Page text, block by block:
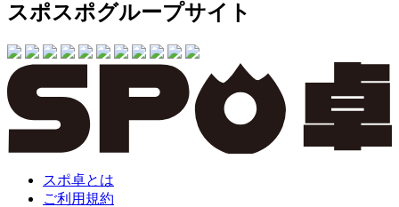
スポスポグループサイト
スポ卓とは
ご利用規約